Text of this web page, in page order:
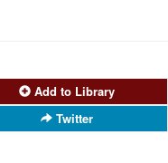
Add to Library
Twitter